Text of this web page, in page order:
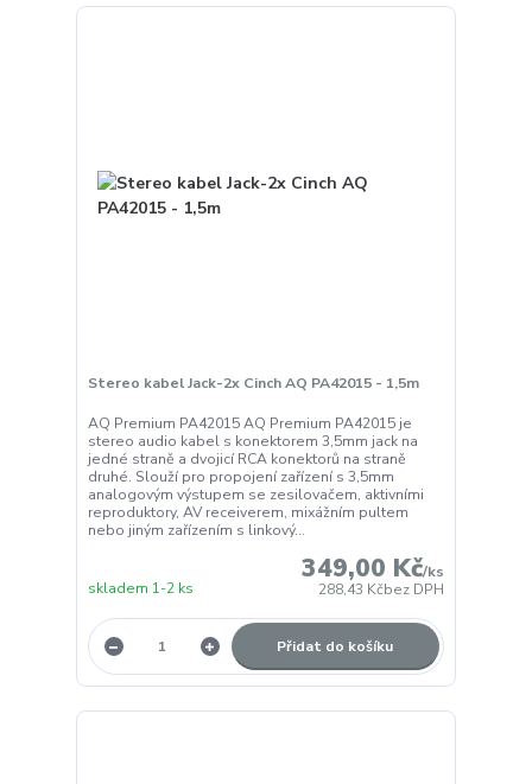
Stereo kabel Jack-2x Cinch AQ PA42015 - 1,5m
AQ Premium PA42015 AQ Premium PA42015 je
stereo audio kabel s konektorem 3,5mm jack na
jedné straně a dvojicí RCA konektorů na straně
druhé. Slouží pro propojení zařízení s 3,5mm
analogovým výstupem se zesilovačem, aktivními
reproduktory, AV receiverem, mixážním pultem
nebo jiným zařízením s linkový...
349,00 Kč/ks
288,43 Kčbez DPH
skladem 1-2 ks
Přidat do košíku